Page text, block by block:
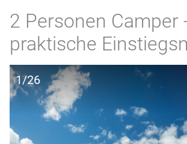
2 Personen Camper
praktische
1/26